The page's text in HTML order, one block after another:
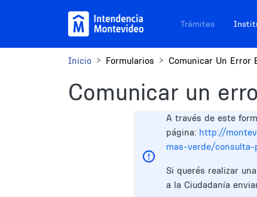
Navegación sitios
Trámites
Inicio Formularios Comunicar Un Error
Comunicar un
A través de este
página: http://
mas-verde/consulta-
Si querés realizar
a la Ciudadanía